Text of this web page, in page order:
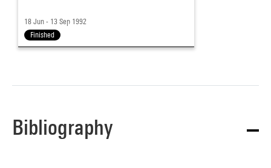
18 Jun - 13 Sep 1992
Finished
Bibliography